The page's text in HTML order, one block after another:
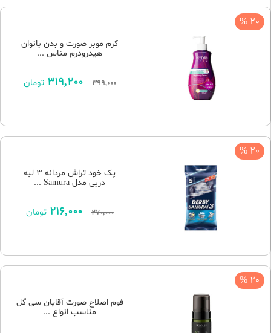
20 %
کرم موبر صورت و بدن بانوان
هیدرودرم مناس ...
399,000
319,200 تومان
20 %
پک خود تراش مردانه 3 لبه
دربی مدل Samura ...
270,000
216,000 تومان
20 %
فوم اصلاح صورت آقایان سی گل
مناسب انواع ...